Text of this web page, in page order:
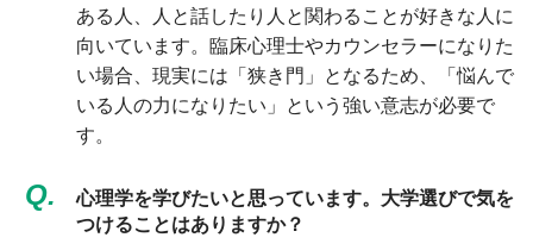
ある人、人と話したり人と関わることが好きな人に
向いています。臨床心理士やカウンセラーになりた
い場合、現実には「狭き門」となるため、「悩んで
いる人の力になりたい」という強い意志が必要で
す。
Q.
心理学を学びたいと思っています。大学選びで気を
つけることはありますか？